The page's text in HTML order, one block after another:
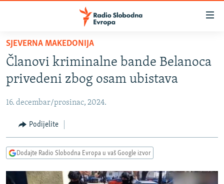
Pređite
na
glavni
sadržaj
Pređite
na
navigaciju
Pređite
na
VIJESTI
BOSNA I HERCEGOVINA
SRBIJA
KOSOVO
CRNA GORA
VIDEO
FOTOGALERIJE
PODCASTI
RAT U UKRAJINI
SJEVERNA MAKEDONIJA
Članovi kriminalne bande Belanoca
privedeni zbog osam ubistava
16. decembar/prosinac, 2024.
Podijelite
Dodajte Radio Slobodna Evropa u vaš Google izvor